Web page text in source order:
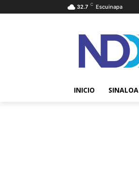
32.7 C Escuinapa
INICIO SINALOA